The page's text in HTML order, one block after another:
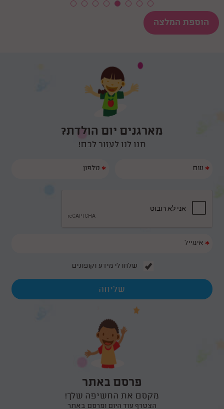
הוספת המלצה
מארגנים יום הולדת?
תנו לנו לעזור לכם!
*
*
*
שלחו לי מידע וקופונים
פרסם באתר
מקסם את החשיפה שלך!
הצטרף עוד היום ופרסם באתר